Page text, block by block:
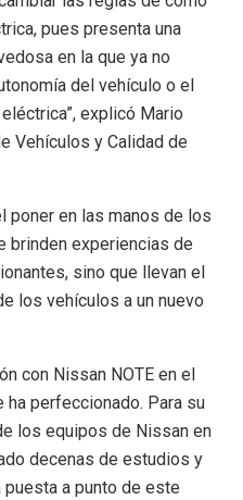
pues presenta una
en la que ya no
del vehículo o el
explicó Mario
Vehículos y Calidad de
poner en las manos de los
brinden experiencias de
sino que llevan el
los vehículos a un nuevo
con Nissan NOTE en el
perfeccionado. Para su
los equipos de Nissan en
decenas de estudios y
puesta a punto de este